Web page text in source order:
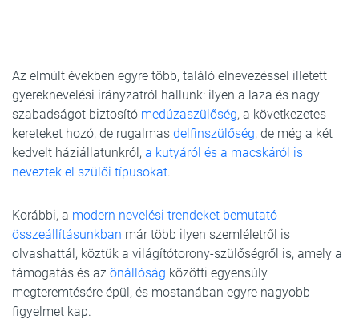
Az elmúlt években egyre több, találó elnevezéssel illetett
gyereknevelési irányzatról hallunk: ilyen a laza és nagy
szabadságot biztosító medúzaszülőség, a következetes
kereteket hozó, de rugalmas delfinszülőség, de még a két
kedvelt háziállatunkról, a kutyáról és a macskáról is
neveztek el szülői típusokat.
Korábbi, a modern nevelési trendeket bemutató
összeállításunkban már több ilyen szemléletről is
olvashattál, köztük a világítótorony-szülőségről is, amely a
támogatás és az önállóság közötti egyensúly
megteremtésére épül, és mostanában egyre nagyobb
figyelmet kap.